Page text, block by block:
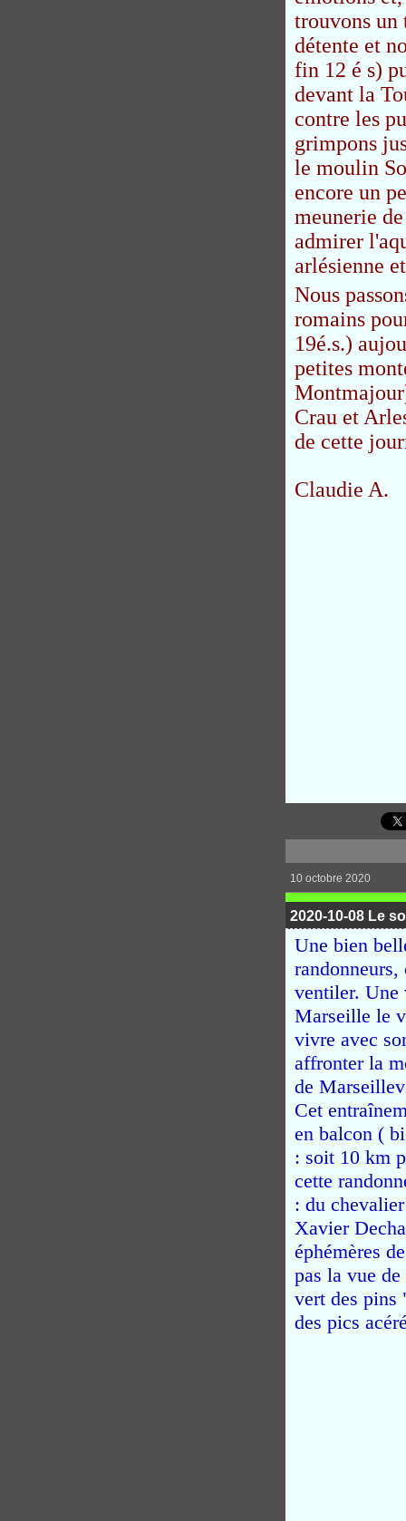
trouvons un
détente et
fin 12 é s)
devant la
contre les
grimpons
le moulin
encore un
meunerie
admirer
arlésienne
Nous
romains
19é.s.)
petites
Crau et
de cette
Claudie A.
10 octobre 2020
2020-10-08 Le
Une bien
ventiler. Une
Marseille le
vivre avec
affronter la
de
Cet
en balcon (
: soit 10 km
cette
: du
Xavier
éphémères
pas la vue
vert des pins
des pics